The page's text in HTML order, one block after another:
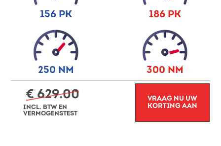
156 PK
250 NM
186 PK
300 NM
€ 629.00
INCL. BTW EN
VERMOGENSTEST
VRAAG NU UW
KORTING AAN